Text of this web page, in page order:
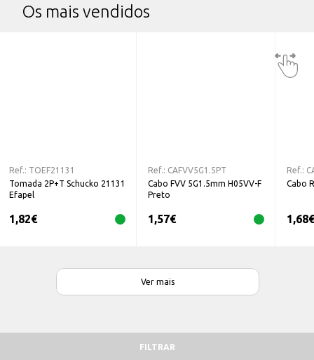
Os mais vendidos
Ref.: TOEF21131
Tomada 2P+T Schucko 21131
Efapel
1,82€
Ref.: CAFVV5G1.5PT
Cabo FVV 5G1.5mm H05VV-F
Preto
1,57€
Ref.:
Cabo
1,68€
Ver mais
FILTRAR